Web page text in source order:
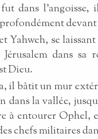
dans
devant
Yahweh, se
dans sa
Dieu.
il bâtit un mur
dans la vallée,
à entourer Ophel,
chefs militaires